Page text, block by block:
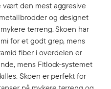
vært den mest aggresive
og designet
terreng. Skoen har
for et godt grep, mens
fiber i overdelen er
mens Fitlock-systemet
Skoen er perfekt for